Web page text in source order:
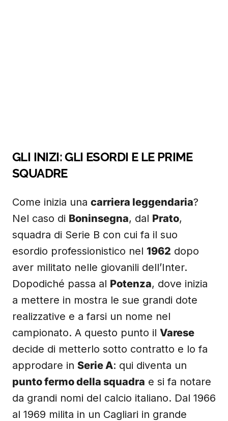
GLI INIZI: GLI ESORDI E LE PRIME
SQUADRE
Come inizia una carriera leggendaria?
Nel caso di Boninsegna, dal Prato,
squadra di Serie B con cui fa il suo
esordio professionistico nel 1962 dopo
aver militato nelle giovanili dell’Inter.
Dopodiché passa al Potenza, dove inizia
a mettere in mostra le sue grandi dote
realizzative e a farsi un nome nel
campionato. A questo punto il Varese
decide di metterlo sotto contratto e lo fa
approdare in Serie A: qui diventa un
punto fermo della squadra e si fa notare
da grandi nomi del calcio italiano. Dal 1966
al 1969 milita in un Cagliari in grande